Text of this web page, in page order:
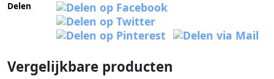
Delen
Vergelijkbare producten